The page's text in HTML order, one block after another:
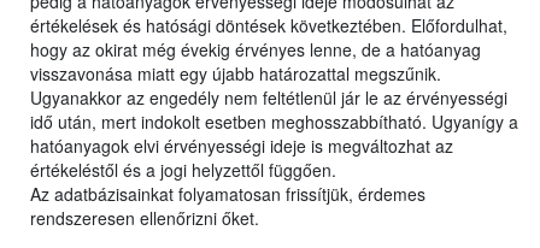
értékelések és hatósági döntések következtében. Előfordulhat,
hogy az okirat még évekig érvényes lenne, de a hatóanyag
visszavonása miatt egy újabb határozattal megszűnik.
Ugyanakkor az engedély nem feltétlenül jár le az érvényességi
idő után, mert indokolt esetben meghosszabbítható. Ugyanígy a
hatóanyagok elvi érvényességi ideje is megváltozhat az
értékeléstől és a jogi helyzettől függően.
Az adatbázisainkat folyamatosan frissítjük, érdemes
rendszeresen ellenőrizni őket.